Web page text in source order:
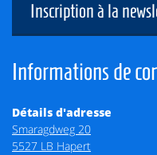
Inscription à la
Informations de
Détails d'adresse
Smaragdweg 20
5527 LB Hapert